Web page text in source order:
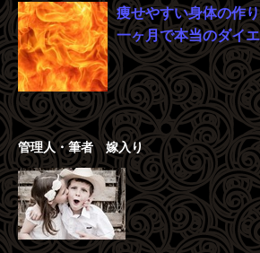
痩せやすい身体の
一ヶ月で本当のダイ
管理人・筆者 嫁入り